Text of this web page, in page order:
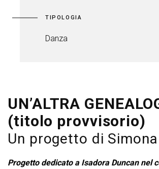
TIPOLOGIA
Danza
UN’ALTRA
(titolo provvisorio)
Un progetto di
Progetto dedicato a Isadora Duncan nel